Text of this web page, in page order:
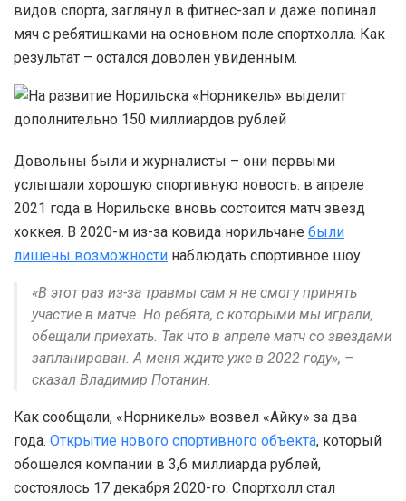
видов спорта, заглянул в фитнес-зал и даже попинал
мяч с ребятишками на основном поле спортхолла. Как
результат – остался доволен увиденным.
Довольны были и журналисты – они первыми
услышали хорошую спортивную новость: в апреле
2021 года в Норильске вновь состоится матч звезд
хоккея. В 2020-м из-за ковида норильчане были
лишены возможности наблюдать спортивное шоу.
«В этот раз из-за травмы сам я не смогу принять
участие в матче. Но ребята, с которыми мы играли,
обещали приехать. Так что в апреле матч со звездами
запланирован. А меня ждите уже в 2022 году», –
сказал Владимир Потанин.
Как сообщали, «Норникель» возвел «Айку» за два
года. Открытие нового спортивного объекта, который
обошелся компании в 3,6 миллиарда рублей,
состоялось 17 декабря 2020-го. Спортхолл стал